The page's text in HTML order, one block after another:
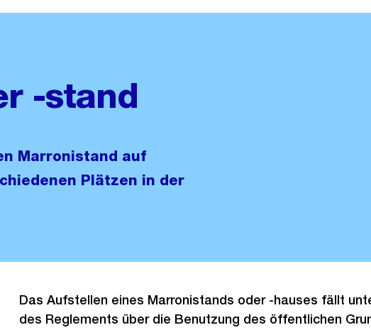
-stand
Marronistand auf
Plätzen in der
Das Aufstellen eines Marronistands oder -hauses fällt
des Reglements über die Benutzung des öffentlichen